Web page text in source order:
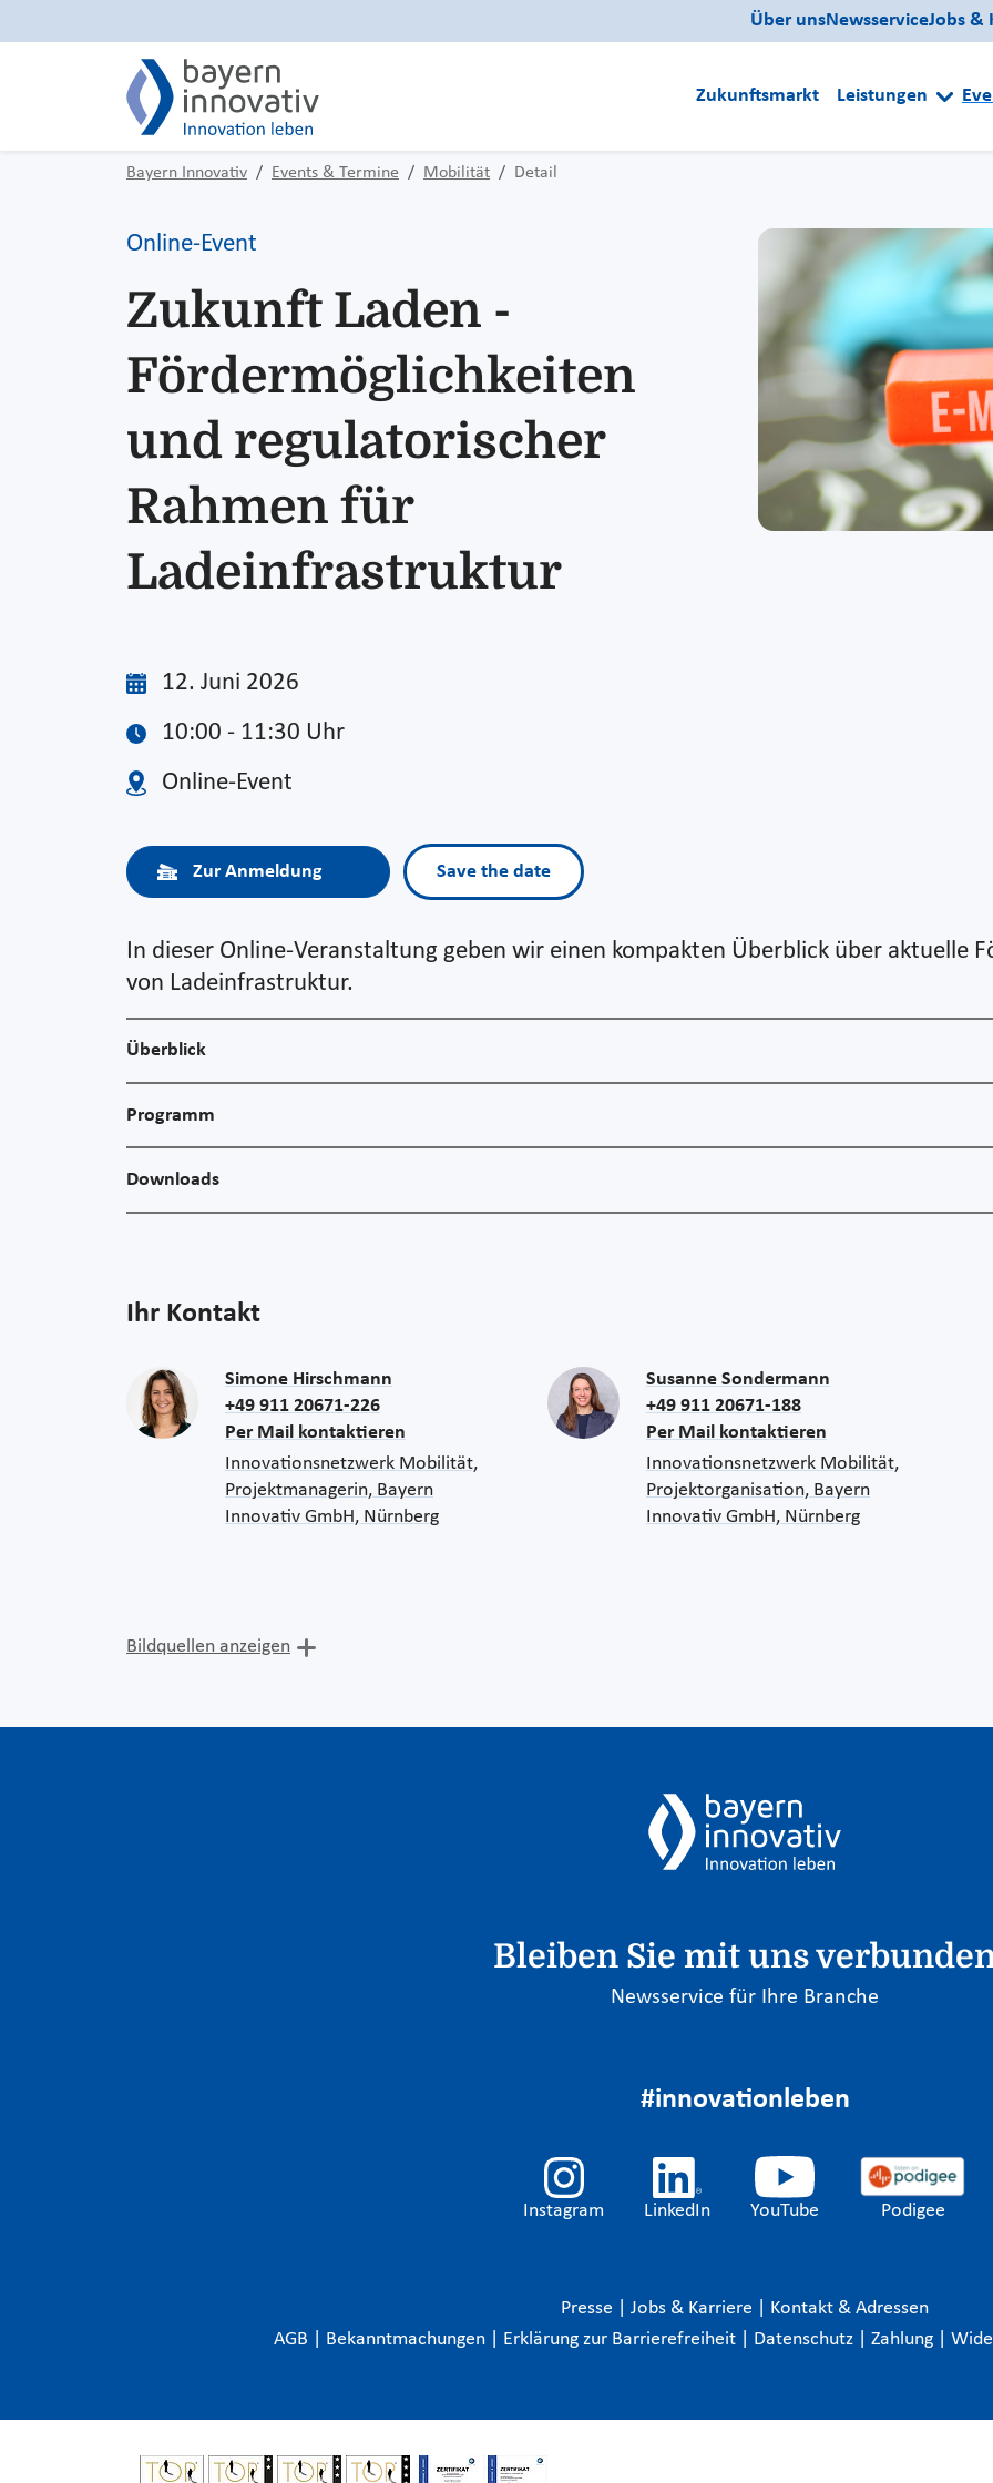
Über unsNewsserviceJobs &
Zukunftsmarkt Leistungen
Bayern Innovativ Events & Termine Mobilität Detail
Online-Event
Zukunft Laden -
Fördermöglichkeiten
und regulatorischer
Rahmen für
Ladeinfrastruktur
12. Juni 2026
10:00 - 11:30 Uhr
Online-Event
Zur Anmeldung Save the date
In dieser Online-Veranstaltung geben wir einen kompakten Überblick über aktuelle
von Ladeinfrastruktur.
Überblick
Programm
Downloads
Ihr Kontakt
Simone Hirschmann
+49 911 20671-226
Per Mail kontaktieren
Innovationsnetzwerk Mobilität,
Projektmanagerin, Bayern
Innovativ GmbH, Nürnberg
Susanne Sondermann
+49 911 20671-188
Per Mail kontaktieren
Innovationsnetzwerk Mobilität,
Projektorganisation, Bayern
Innovativ GmbH, Nürnberg
Bildquellen anzeigen
Bleiben Sie mit uns
Newsservice für Ihre Branche
#innovationleben
Instagram LinkedIn YouTube Podigee
Presse Jobs & Karriere
Kontakt & Adressen
AGB
Bekanntmachungen Erklärung zur Barrierefreiheit Datenschutz Zahlung